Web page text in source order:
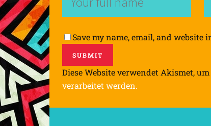
Save my name, email, and
Diese Website verwendet Akismet,
verarbeitet werden.